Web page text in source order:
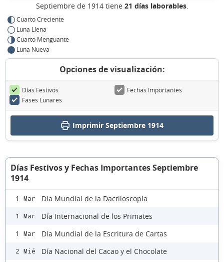
Septiembre de 1914 tiene 21 días laborables.
Cuarto Creciente
Luna Llena
Cuarto Menguante
Luna Nueva
Opciones de visualización:
Días Festivos
Fechas Importantes
Fases Lunares
Imprimir Septiembre 1914
Días Festivos y Fechas Importantes Septiembre
1914
1 Mar Día Mundial de la Dactiloscopía
1 Mar Día Internacional de los Primates
1 Mar Día Mundial de la Escritura de Cartas
2 Mié Día Nacional del Cacao y el Chocolate